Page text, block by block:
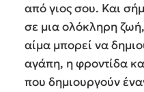
από γιος σου. Και
σε μια ολόκληρη
αίμα μπορεί να
αγάπη, η φροντίδα
που δημιουργούν